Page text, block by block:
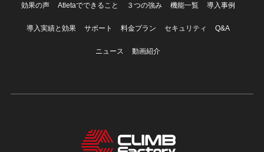
効果の声 Atletaでできること ３つの強み 機能一覧 導入事例
導入実績と効果 サポート 料金プラン セキュリティ Q&A
ニュース 動画紹介